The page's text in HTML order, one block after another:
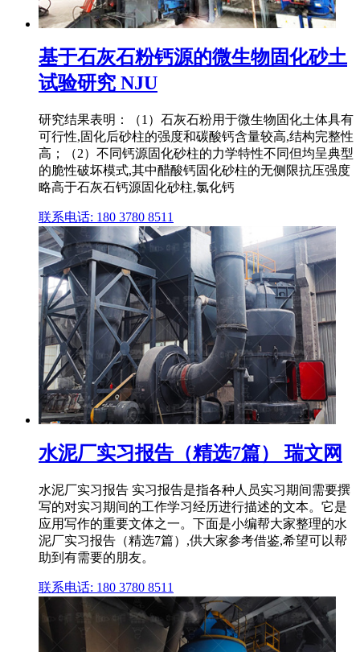
基于石灰石粉钙源的微生物固化砂土
试验研究 NJU
研究结果表明：（1）石灰石粉用于微生物固化土体具有
可行性,固化后砂柱的强度和碳酸钙含量较高,结构完整性
高；（2）不同钙源固化砂柱的力学特性不同但均呈典型
的脆性破坏模式,其中醋酸钙固化砂柱的无侧限抗压强度
略高于石灰石钙源固化砂柱,氯化钙
联系电话: 180 3780 8511
水泥厂实习报告（精选7篇） 瑞文网
水泥厂实习报告 实习报告是指各种人员实习期间需要撰
写的对实习期间的工作学习经历进行描述的文本。它是
应用写作的重要文体之一。下面是小编帮大家整理的水
泥厂实习报告（精选7篇）,供大家参考借鉴,希望可以帮
助到有需要的朋友。
联系电话: 180 3780 8511